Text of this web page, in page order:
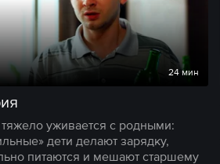
24 мин
уживается с родными:
дети делают зарядку,
питаются и мешают старшему